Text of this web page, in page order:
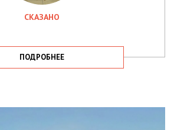
СКАЗАНО
ПОДРОБНЕЕ